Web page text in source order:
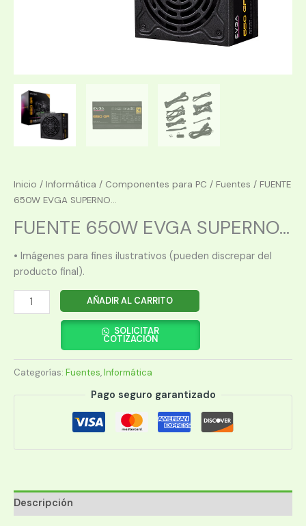
Inicio / Informática / Componentes para PC / Fuentes / FUENTE
650W EVGA SUPERNO...
FUENTE 650W EVGA SUPERNO...
• Imágenes para fines ilustrativos (pueden discrepar del
producto final).
FUENTE
650W
GA
80PLUS
GA-
cantidad
AÑADIR AL CARRITO
SOLICITAR
COTIZACIÓN
Categorías: Fuentes,Informática
Pago seguro garantizado
Descripción